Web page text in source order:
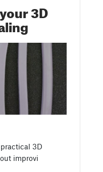
3D
3D
improvi